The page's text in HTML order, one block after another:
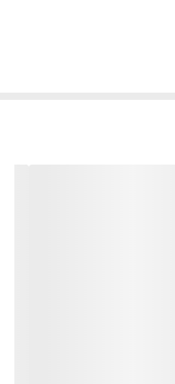
و همچنین سیستم های